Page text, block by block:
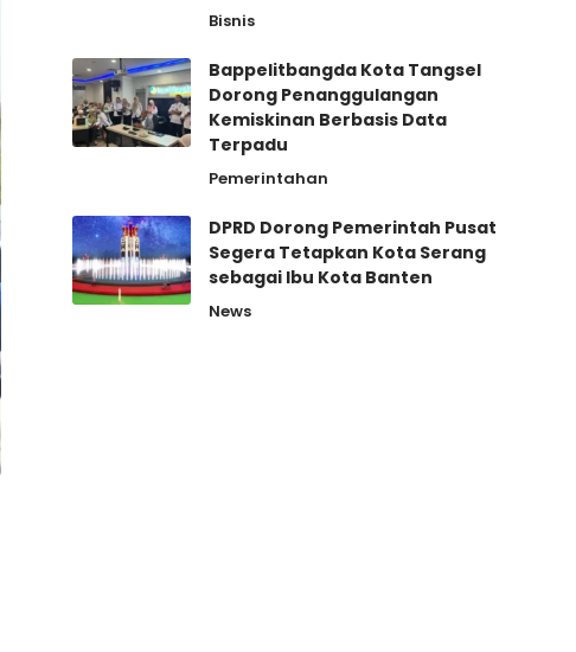
Bisnis
Bappelitbangda Kota Tangsel
Dorong Penanggulangan
Kemiskinan Berbasis Data
Terpadu
Pemerintahan
DPRD Dorong Pemerintah Pusat
Segera Tetapkan Kota Serang
sebagai Ibu Kota Banten
News